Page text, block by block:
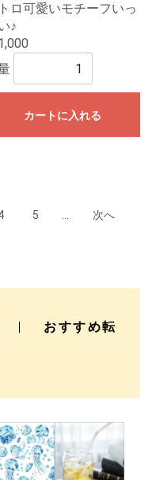
ロ可愛いモチーフいっ
♪
カートに入れる
5 ... 次へ
おすすめ転